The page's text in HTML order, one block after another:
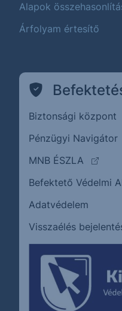
Alapok
Árfolyam értesítő
Biztonsági központ
Pénzügyi Navigátor
MNB ÉSZLA
(külső
Befektető Védelmi
Adatvédelem
Visszaélés